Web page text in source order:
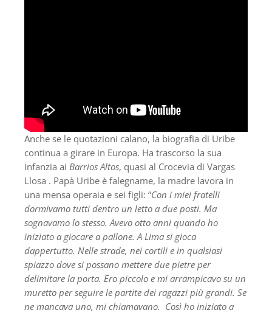
Anche se le quotazioni calano, la biografia di Uribe
continua a girare in Europa. Ha trascorso la sua
infanzia ai Barrios Altos, quasi al Crocevia di Vargas
Llosa . Papà Uribe è falegname, la madre lavora in
una mensa operaia e sei figli: “Con i miei fratelli
dormivamo tutti dentro un letto a due posti. Ma
sognavamo lo stesso. Avevo otto anni quando ho
iniziato a giocare a pallone. A Lima si gioca
dappertutto. Nelle strade, nei cortili e in qualsiasi
spiazzo dove si possano mettere due pietre per
delimitare la porta. Ero piccolo e mi arrampicavo su un
muretto per seguire le partite dei ragazzi più grandi. Se
ne mancava uno, mi chiamavano. Così ho iniziato a